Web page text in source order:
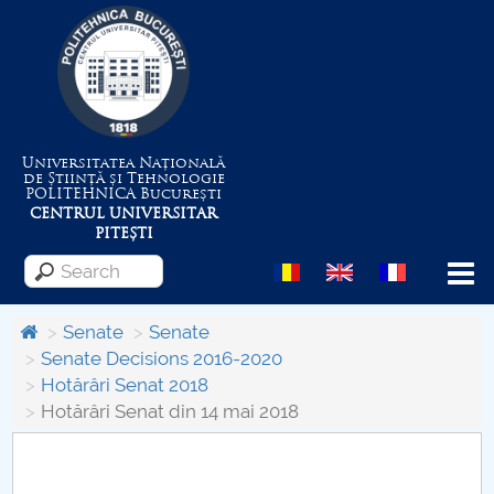
Universitatea Națională
de Știință și Tehnologie
POLITEHNICABucurești
CENTRUL UNIVERSITAR
PITEȘTI
Menu
About the University
Centrul de Management al Proiectelor
Senate
Senate
Senate Decisions 2016-2020
Hotărâri Senat 2018
Hotărâri Senat din 14 mai 2018